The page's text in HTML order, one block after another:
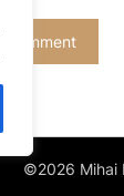
©2026 Mihai